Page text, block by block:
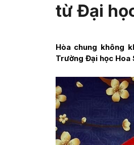
từ Đại
Hòa chung không
Trường Đại học Hoa